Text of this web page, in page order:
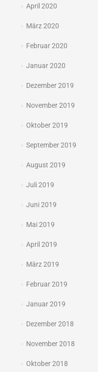
April 2020
März 2020
Februar 2020
Januar 2020
Dezember 2019
November 2019
Oktober 2019
September 2019
August 2019
Juli 2019
Juni 2019
Mai 2019
April 2019
März 2019
Februar 2019
Januar 2019
Dezember 2018
November 2018
Oktober 2018